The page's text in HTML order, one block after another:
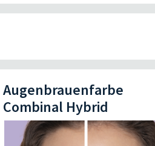
Augenbrauenfarbe
Combinal Hybrid